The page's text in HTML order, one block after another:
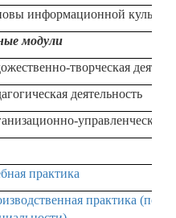
информационной
модули
творческая
деятельность
управленческая
практика
практика (по